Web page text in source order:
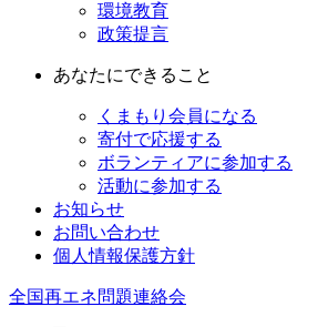
環境教育
政策提言
あなたにできること
くまもり会員になる
寄付で応援する
ボランティアに参加する
活動に参加する
お知らせ
お問い合わせ
個人情報保護方針
全国再エネ問題連絡会